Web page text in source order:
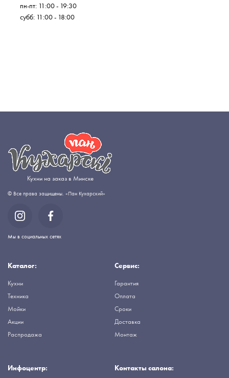
пн-пт: 11:00 - 19:30
субб: 11:00 - 18:00
Кухни на заказ в Минске
© Все права защищены. «Пан Кухарский»
Мы в социальных сетях
Каталог:
Кухни
Техника
Мойки
Акции
Распродажа
Сервис:
Гарантия
Оплата
Сроки
Доставка
Монтаж
Инфоцентр: Контакты салона: